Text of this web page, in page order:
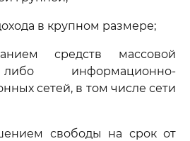
в крупном размере;
средств массовой
информационно-
сетей, в том числе сети
свободы на срок от